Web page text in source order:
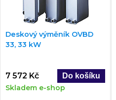
Deskový výměník OVBD
33, 33 kW
7 572 Kč
Skladem e-shop